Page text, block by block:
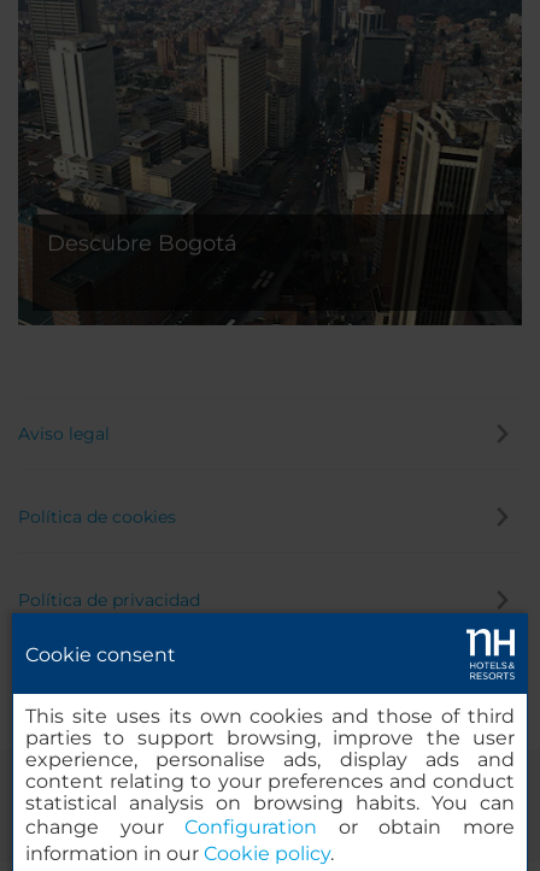
Descubre Bogotá
Aviso legal
Política de cookies
Política de privacidad
Cookie consent
This site uses its own cookies and those of third
parties to support browsing, improve the user
experience, personalise ads, display ads and
content relating to your preferences and conduct
statistical analysis on browsing habits. You can
change yourConfiguration or obtain more
information in our Cookie policy.